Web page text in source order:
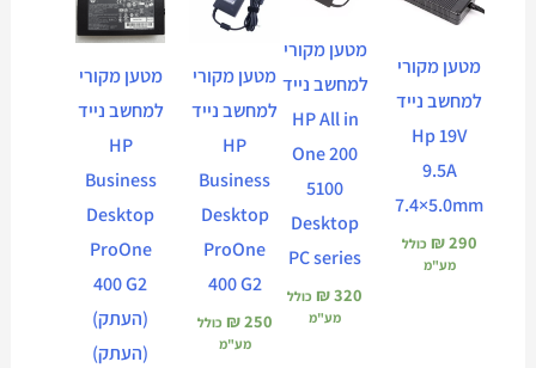
מטען מקורי
למחשב נייד
Hp 19V
9.5A
7.4×5.0mm
₪290
כולל
מע"מ
מטען מקורי
למחשב נייד
HP All in
One 200
5100
Desktop
PC series
₪320
כולל
מע"מ
מטען מקורי
למחשב נייד
HP
Business
Desktop
ProOne
400 G2
₪250
כולל
מע"מ
מטען מקורי
למחשב נייד
HP
Business
Desktop
ProOne
400 G2
(העתק)
(העתק)